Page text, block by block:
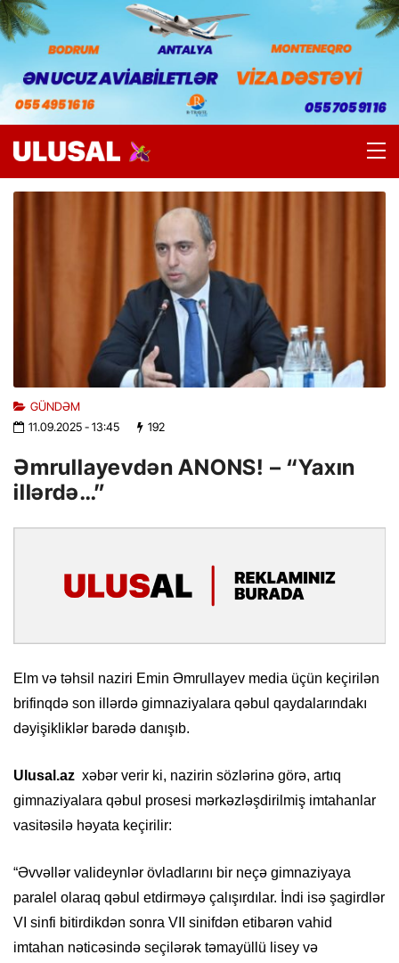
GÜNDƏM
11.09.2025- 13:45 192
Əmrullayevdən ANONS! – “Yaxın
illərdə…”
Elm və təhsil naziri Emin Əmrullayev media üçün keçirilən
brifinqdə son illərdə gimnaziyalara qəbul qaydalarındakı
dəyişikliklər barədə danışıb.
Ulusal.az xəbər verir ki, nazirin sözlərinə görə, artıq
gimnaziyalara qəbul prosesi mərkəzləşdirilmiş imtahanlar
vasitəsilə həyata keçirilir:
“Əvvəllər valideynlər övladlarını bir neçə gimnaziyaya
paralel olaraq qəbul etdirməyə çalışırdılar. İndi isə şagirdlər
VI sinfi bitirdikdən sonra VII sinifdən etibarən vahid
imtahan nəticəsində seçilərək təmayüllü lisey və